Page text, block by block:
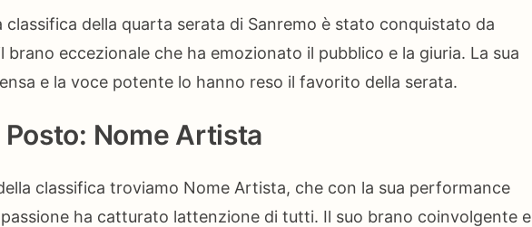
classifica della quarta serata di Sanremo è stato conquistato da
brano eccezionale che ha emozionato il pubblico e la giuria. La sua
e la voce potente lo hanno reso il favorito della serata.
Nome Artista
classifica troviamo Nome Artista, che con la sua performance
ha catturato lattenzione di tutti. Il suo brano coinvolgente e